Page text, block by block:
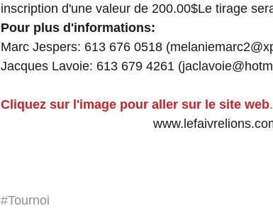
inscription d'une valeur de 200.00$Le tirage
Pour plus d'informations:
Marc Jespers: 613 676 0518
Jacques Lavoie: 613 679 4261
Cliquez sur l'image pour aller sur le site web.
#Tournoi